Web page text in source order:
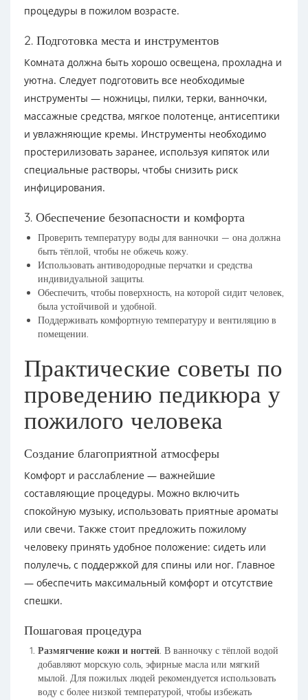
процедуры в пожилом возрасте.
2. Подготовка места и инструментов
Комната должна быть хорошо освещена, прохладна и
уютна. Следует подготовить все необходимые
инструменты — ножницы, пилки, терки, ванночки,
массажные средства, мягкое полотенце, антисептики
и увлажняющие кремы. Инструменты необходимо
простерилизовать заранее, используя кипяток или
специальные растворы, чтобы снизить риск
инфицирования.
3. Обеспечение безопасности и комфорта
Проверить температуру воды для ванночки — она должна
быть тёплой, чтобы не обжечь кожу.
Использовать антиводородные перчатки и средства
индивидуальной защиты.
Обеспечить, чтобы поверхность, на которой сидит человек,
была устойчивой и удобной.
Поддерживать комфортную температуру и вентиляцию в
помещении.
Практические советы по
проведению педикюра у
пожилого человека
Создание благоприятной атмосферы
Комфорт и расслабление — важнейшие
составляющие процедуры. Можно включить
спокойную музыку, использовать приятные ароматы
или свечи. Также стоит предложить пожилому
человеку принять удобное положение: сидеть или
полулечь, с поддержкой для спины или ног. Главное
— обеспечить максимальный комфорт и отсутствие
спешки.
Пошаговая процедура
Размягчение кожи и ногтей. В ванночку с тёплой водой
добавляют морскую соль, эфирные масла или мягкий
мылой. Для пожилых людей рекомендуется использовать
воду с более низкой температурой, чтобы избежать